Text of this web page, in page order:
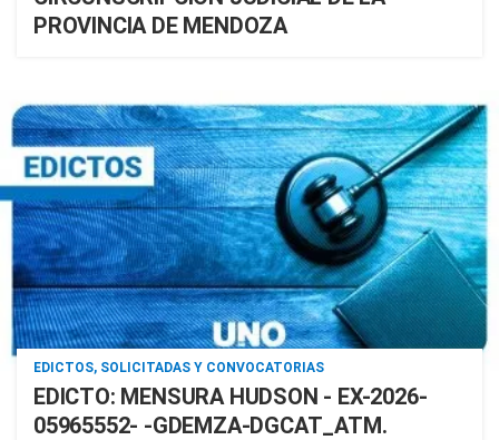
PROVINCIA DE MENDOZA
EDICTOS, SOLICITADAS Y CONVOCATORIAS
EDICTO: MENSURA HUDSON - EX-2026-
05965552- -GDEMZA-DGCAT_ATM.